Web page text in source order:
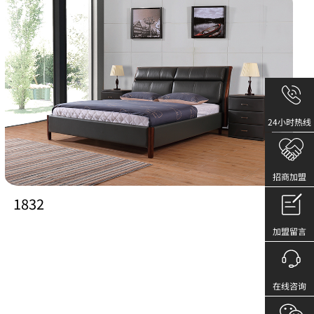
1832
24小时热线
招商加盟
加盟留言
在线咨询